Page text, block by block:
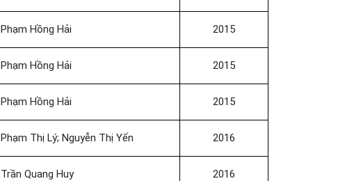
Phạm Hồng Hải 2015
Phạm Hồng Hải 2015
Phạm Hồng Hải 2015
Phạm Thị Lý; Nguyễn Thị Yến 2016
Trần Quang Huy 2016